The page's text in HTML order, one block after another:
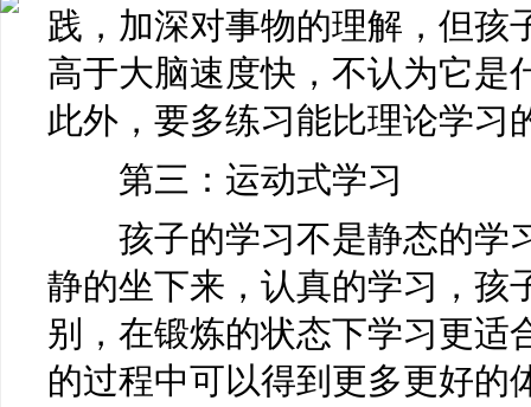
践，加深对事物的理解，但孩
高于大脑速度快，不认为它是
此外，要多练习能比理论学习
第三：运动式学习
孩子的学习不是静态的学
静的坐下来，认真的学习，孩
别，在锻炼的状态下学习更适
的过程中可以得到更多更好的